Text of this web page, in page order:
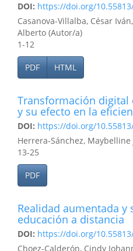
DOI: https://doi.org/
Casanova-Villalba, César
Alberto (Autor/a)
1-12
PDF HTML
Transformación
y su efecto en la
DOI: https://doi.org/
Herrera-Sánchez,
13-25
PDF
Realidad aumentada y
educación a distancia
DOI: https://doi.org/
Choez-Calderón, Cindy